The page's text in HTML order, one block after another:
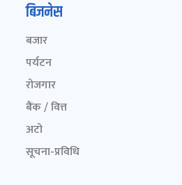
बिजनेस
बजार
पर्यटन
रोजगार
बैंक / वित्त
अटो
सूचना-प्रविधि